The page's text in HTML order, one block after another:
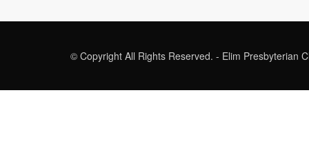
© Copyright All Rights Reserved. - Elim Presbyterian